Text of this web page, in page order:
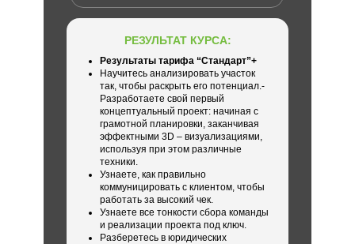
РЕЗУЛЬТАТ КУРСА:
Результаты тарифа “Стандарт”+
Научитесь анализировать участок
так, чтобы раскрыть его потенциал.-
Разработаете свой первый
концептуальный проект: начиная с
грамотной планировки, заканчивая
эффектными 3D – визуализациями,
используя при этом различные
техники.
Узнаете, как правильно
коммуницировать с клиентом, чтобы
работать за высокий чек.
Узнаете все тонкости сбора команды
и реализации проекта под ключ.
Разберетесь в юридических